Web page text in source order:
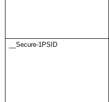
__Secure-1PSID